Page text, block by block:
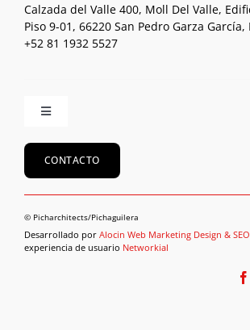
Calzada del Valle 400, Moll Del Valle,
Piso 9-01, 66220 San Pedro Garza García,
+52 81 1932 5527
Toggle
Inicio
Proyectos
CONTACTO
© Picharchitects/Pichaguilera
Desarrollado por Alocin Web Marketing Design & SEO
experiencia de usuario Networkial